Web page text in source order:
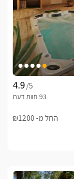
/5
החל מ- ₪1200